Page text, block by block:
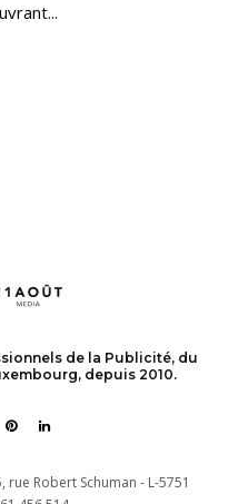
de la Publicité, du
depuis 2010.
Robert Schuman - L-5751